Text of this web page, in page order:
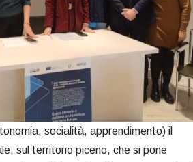
socialità, apprendimento) il
sul territorio piceno, che si pone